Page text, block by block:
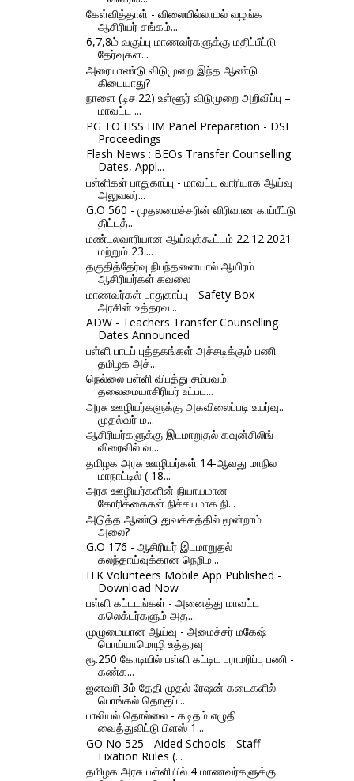
கேள்வித்தாள் - விலையில்லாமல் வழங்க
ஆசிரியர் சங்கம்...
6,7,8ம் வகுப்பு மாணவர்களுக்கு மதிப்பீட்டு
தேர்வுகள...
அரையாண்டு விடுமுறை இந்த ஆண்டு
கிடையாது?
நாளை (டிச.22) உள்ளூர் விடுமுறை அறிவிப்பு –
மாவட்ட ...
PG TO HSS HM Panel Preparation - DSE
Proceedings
Flash News : BEOs Transfer Counselling
Dates, Appl...
பள்ளிகள் பாதுகாப்பு - மாவட்ட வாரியாக ஆய்வு
அலுவலர்...
G.O 560 - முதலமைச்சரின் விரிவான காப்பீட்டு
திட்டத்...
மண்டலவாரியான ஆய்வுக்கூட்டம் 22.12.2021
மற்றும் 23....
தகுதித்தேர்வு நிபந்தனையால் ஆயிரம்
ஆசிரியர்கள் கவலை
மாணவர்கள் பாதுகாப்பு - Safety Box -
அரசின் உத்தரவ...
ADW - Teachers Transfer Counselling
Dates Announced
பள்ளி பாடப் புத்தகங்கள் அச்சடிக்கும் பணி
தமிழக அச்...
நெல்லை பள்ளி விபத்து சம்பவம்:
தலைமையாசிரியர் உட்பட...
அரசு ஊழியர்களுக்கு அகவிலைப்படி உயர்வு..
முதல்வர் ம...
ஆசிரியர்களுக்கு இடமாறுதல் கவுன்சிலிங் -
விரைவில் வ...
தமிழக அரசு ஊழியர்கள் 14-ஆவது மாநில
மாநாட்டில் ( 18...
அரசு ஊழியர்களின் நியாயமான
கோரிக்கைகள் நிச்சயமாக நி...
அடுத்த ஆண்டு துவக்கத்தில் மூன்றாம்
அலை?
G.O 176 - ஆசிரியர் இடமாறுதல்
கலந்தாய்வுக்கான நெறிம...
ITK Volunteers Mobile App Published -
Download Now
பள்ளி கட்டடங்கள் - அனைத்து மாவட்ட
கலெக்டர்களும் அத...
முழுமையான ஆய்வு - அமைச்சர் மகேஷ்
பொய்யாமொழி உத்தரவு
ரூ.250 கோடியில் பள்ளி கட்டிட பராமரிப்பு பணி -
கண்க...
ஜனவரி 3ம் தேதி முதல் ரேஷன் கடைகளில்
பொங்கல் தொகுப்...
பாலியல் தொல்லை - கடிதம் எழுதி
வைத்துவிட்டு பிளஸ் 1...
GO No 525 - Aided Schools - Staff
Fixation Rules (...
தமிழக அரசு பள்ளியில் 4 மாணவர்களுக்கு